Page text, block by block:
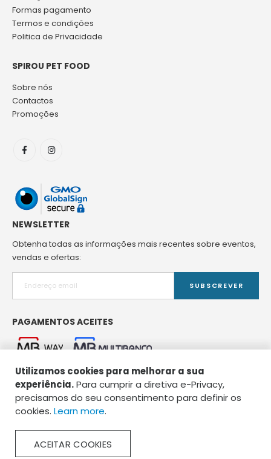
Utilizamos cookies para melhorar a sua
experiência.Para cumprir a diretiva e-Privacy,
precisamos do seu consentimento para definir os
cookies. Learn more.
ACEITAR COOKIES
Formas pagamento
Termos e condições
Politica de Privacidade
SPIROU PET FOOD
Sobre nós
Contactos
Promoções
NEWSLETTER
Obtenha todas as informações mais recentes sobre eventos,
vendas e ofertas:
SUBSCREVER
PAGAMENTOS ACEITES